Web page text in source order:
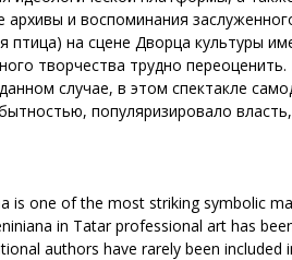
и воспоминания
птица) на сцене Дворца культуры
творчества трудно
случае, в этом спектакле
популяризировало
is one of the most striking symbolic
in Tatar professional art has
authors have rarely been